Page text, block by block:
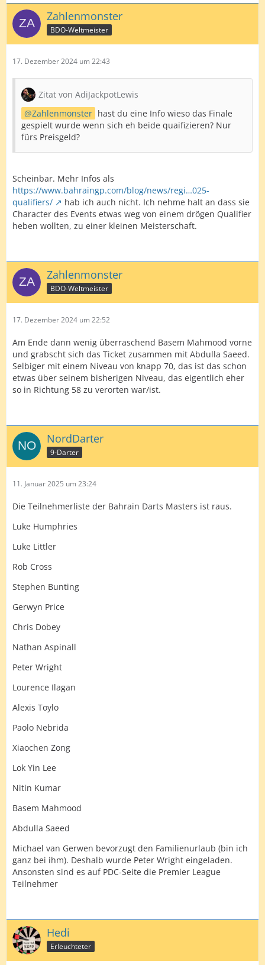
Zahlenmonster
BDO-Weltmeister
17. Dezember 2024 um 22:43
Zitat von AdiJackpotLewis
Zahlenmonster hast du eine Info wieso das Finale
gespielt wurde wenn sich eh beide quaifizieren? Nur
fürs Preisgeld?
Scheinbar. Mehr Infos als
https://www.bahraingp.com/blog/news/regi…025-
qualifiers/
hab ich auch nicht. Ich nehme halt an dass sie
Character des Events etwas weg von einem drögen Qualifier
heben wollten, zu einer kleinen Meisterschaft.
Zahlenmonster
BDO-Weltmeister
17. Dezember 2024 um 22:52
Am Ende dann wenig überraschend Basem Mahmood vorne
und grabscht sich das Ticket zusammen mit Abdulla Saeed.
Selbiger mit einem Niveau von knapp 70, das ist das schon
etwas über seinem bisherigen Niveau, das eigentlich eher
so in Richtung 58 zu verorten war/ist.
NordDarter
9-Darter
11. Januar 2025 um 23:24
Die Teilnehmerliste der Bahrain Darts Masters ist raus.
Luke Humphries
Luke Littler
Rob Cross
Stephen Bunting
Gerwyn Price
Chris Dobey
Nathan Aspinall
Peter Wright
Lourence Ilagan
Alexis Toylo
Paolo Nebrida
Xiaochen Zong
Lok Yin Lee
Nitin Kumar
Basem Mahmood
Abdulla Saeed
Michael van Gerwen bevorzugt den Familienurlaub (bin ich
ganz bei ihm). Deshalb wurde Peter Wright eingeladen.
Ansonsten sind es auf PDC-Seite die Premier League
Teilnehmer
Hedi
Erleuchteter